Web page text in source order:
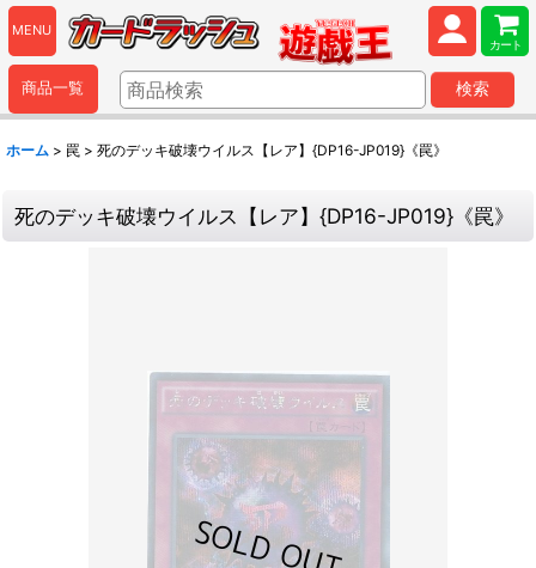
MENU
カート
商品一覧 検索
ホーム > 罠 > 死のデッキ破壊ウイルス【レア】{DP16-JP019}《罠》
死のデッキ破壊ウイルス【レア】{DP16-JP019}《罠》